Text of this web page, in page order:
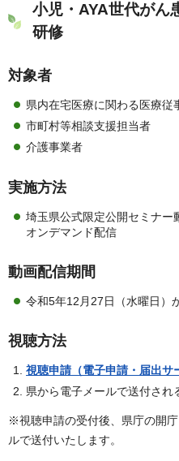
小児・AYA世代がん
研修
対象者
県内在宅医療に関わる医療従
市町村等相談支援担当者
介護事業者
実施方法
埼玉県公式限定公開セミナー
オンデマンド配信
動画配信期間
令和5年12月27日（水曜日）
視聴方法
視聴申請（電子申請・届出サ
県から電子メールで送付され
※視聴申請の受付後、県庁の開
ルで送付いたします。